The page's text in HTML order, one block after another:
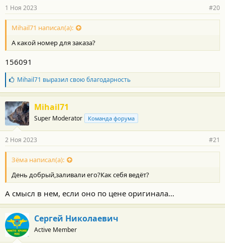
н
о
с
и
:
1 Ноя 2023 #20
Mihail71 написал(а):
А какой номер для заказа?
156091
Б
л
а
г
о
д
а
н
о
с
и
:
Mihail71 выразил свою благодарность
Mihail71
Super Moderator Команда форума
2 Ноя 2023 #21
Зёма написал(а):
День добрый,заливали его?Как себя ведёт?
А смысл в нем, если оно по цене оригинала...
Сергей Николаевич
Active Member